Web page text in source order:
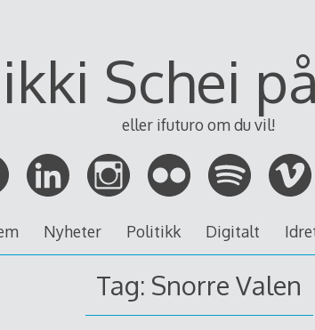
Schei
eller ifuturo om du vil!
Nyheter Politikk Digitalt
Tag: Snorre Valen